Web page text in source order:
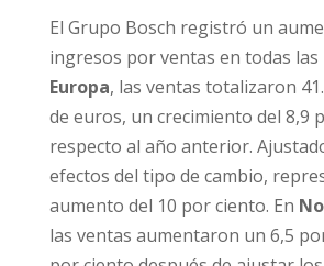
El Grupo Bosch registró un
ingresos por ventas en todas las
Europa, las ventas totalizaron
de euros, un crecimiento del 8,9
respecto al año anterior.
efectos del tipo de cambio,
aumento del 10 por ciento. En
las ventas aumentaron un 6,5